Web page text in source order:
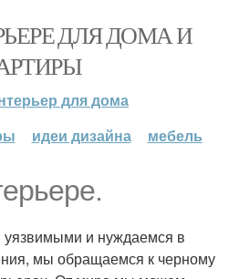
ДЛЯ ДОМА И
для дома
идеи дизайна мебель
уязвимыми и нуждаемся в
мы обращаемся к черному